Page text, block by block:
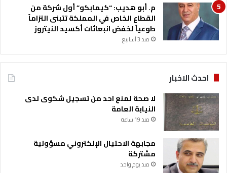
م. أبو هديب: “كيمابكو” أول شركة من
القطاع الخاص في المملكة تتبنى التزاماً
طوعياً لخفض انبعاثات أكسيد النيتروز
منذ 3 أسابيع
احدث الاخبار
لا صحة لمنع احد من تسجيل شكوى لدى
النيابة العامة
منذ 19 ساعة
مجابهة الاحتيال الإلكتروني مسؤولية
مشتركة
منذ يوم واحد